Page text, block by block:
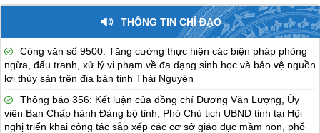
THÔNG TIN CHỈ ĐẠO
Công văn số 9500: Tăng cường thực hiện các biện pháp phòng
ngừa, đấu tranh, xử lý vi phạm về đa dạng sinh học và bảo vệ nguồn
lợi thủy sản trên địa bàn tỉnh Thái Nguyên
Thông báo 356: Kết luận của đồng chí Dương Văn Lượng, Ủy
viên Ban Chấp hành Đảng bộ tỉnh, Phó Chủ tịch UBND tỉnh tại Hội
nghị triển khai công tác sắp xếp các cơ sở giáo dục mầm non, phổ